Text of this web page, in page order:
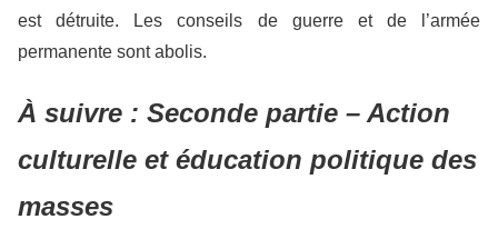
est détruite. Les conseils de guerre et de l’armée
permanente sont abolis.
À suivre : Seconde partie – Action
culturelle et éducation politique des
masses